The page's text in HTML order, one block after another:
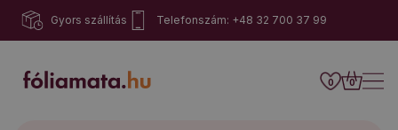
Gyors szállítás Telefonszám: +48 32 700 37 99
0 0